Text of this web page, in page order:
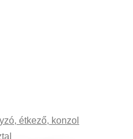
étkező, konzol